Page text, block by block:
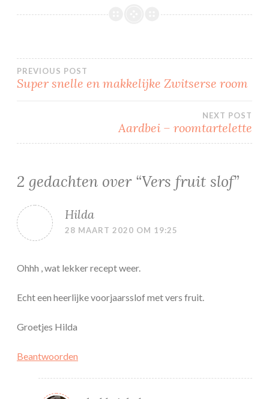
Bericht
PREVIOUS POST
Super snelle en makkelijke Zwitserse room
NEXT POST
Aardbei – roomtartelette
2 gedachten over “Vers fruit slof”
Hilda
28 MAART 2020 OM 19:25
Ohhh , wat lekker recept weer.
Echt een heerlijke voorjaarsslof met vers fruit.
Groetjes Hilda
Beantwoorden